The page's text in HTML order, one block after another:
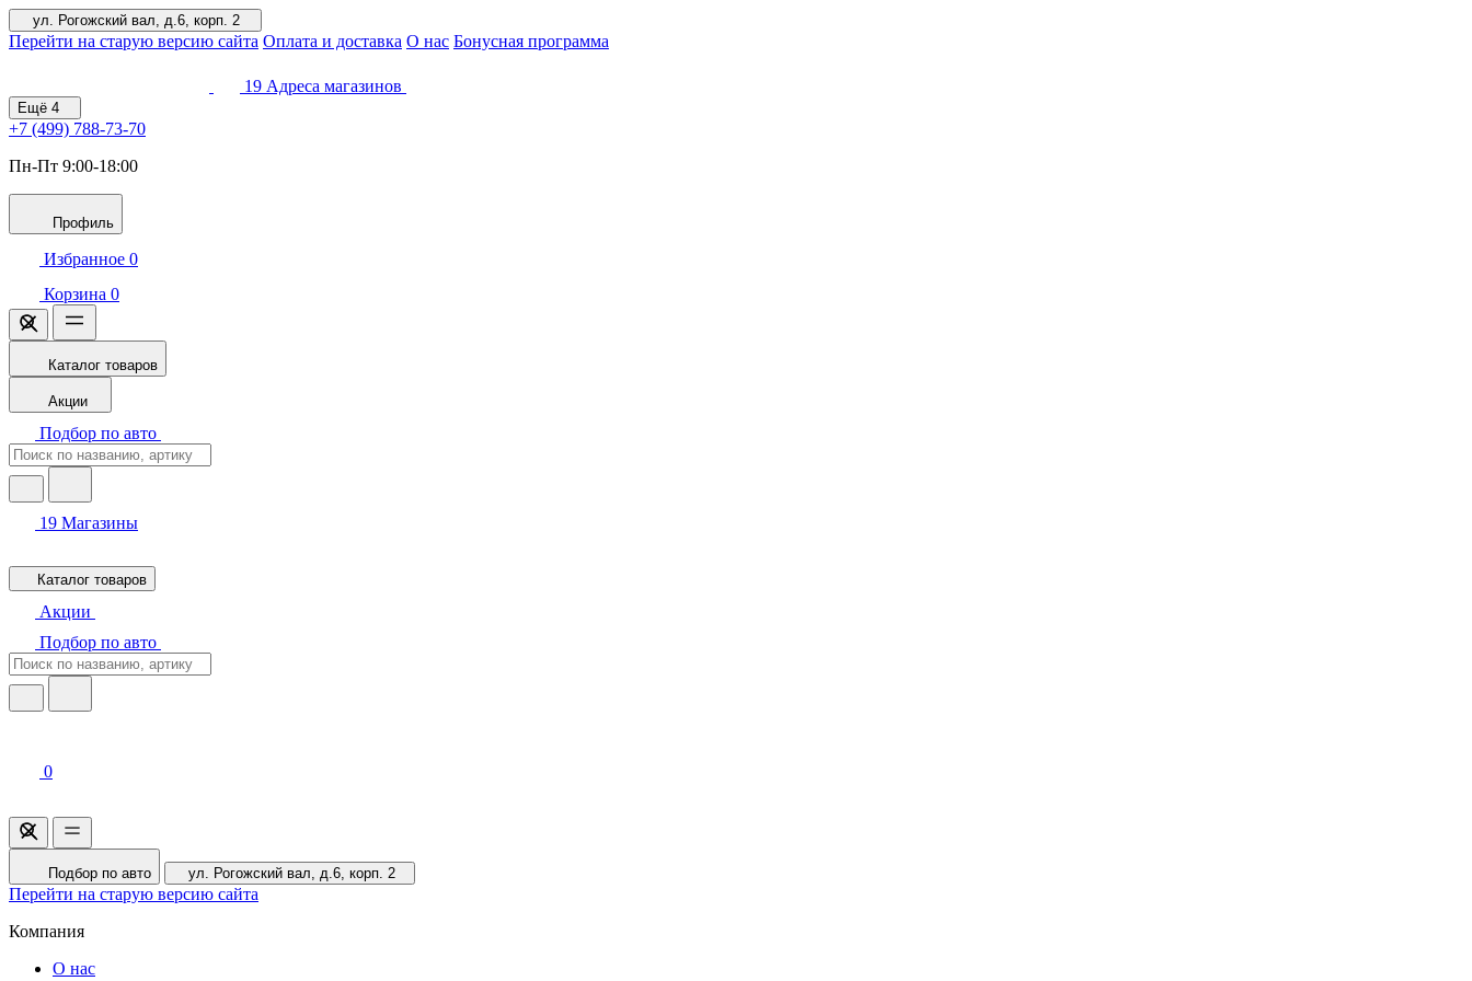
ул. Рогожский вал, д.6, корп. 2
Перейти на старую версию сайта Оплата и доставка О нас Бонусная программа
19 Адреса магазинов
Ещё 4
+7 (499) 788-73-70
Пн-Пт 9:00-18:00
Профиль
Избранное 0
Корзина 0
Каталог товаров
Акции
Подбор по авто
19 Магазины
Каталог товаров
Акции
Подбор по авто
0
Подбор по авто ул. Рогожский вал, д.6, корп. 2
Перейти на старую версию сайта
Компания
О нас